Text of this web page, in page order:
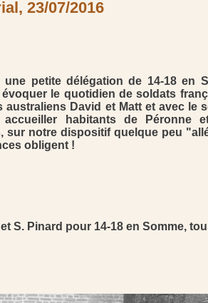
23/07/2016
petite délégation de 14-18 en
le quotidien de soldats
David et Matt et avec le
habitants de Péronne
sur notre dispositif quelque peu
obligent !
S. Pinard pour 14-18 en Somme,